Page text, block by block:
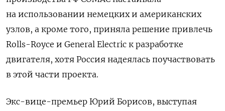
на использовании немецких и американских
узлов, а кроме того, приняла решение привлечь
Rolls-Royce и General Electric к разработке
двигателя, хотя Россия надеялась поучаствовать
в этой части проекта.
Экс-вице-премьер Юрий Борисов, выступая